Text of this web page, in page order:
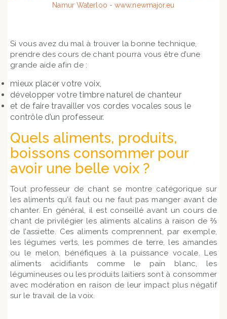
Si vous avez du mal à trouver la bonne technique,
prendre des cours de chant pourra vous être d’une
grande aide afin de :
mieux placer votre voix,
développer votre timbre naturel de chanteur
et de faire travailler vos cordes vocales sous le
contrôle d’un professeur.
Quels aliments, produits,
boissons consommer pour
avoir une belle voix ?
Tout professeur de chant se montre catégorique sur
les aliments qu’il faut ou ne faut pas manger avant de
chanter. En général, il est conseillé avant un cours de
chant de privilégier les aliments alcalins à raison de ⅔
de l’assiette. Ces aliments comprennent, par exemple,
les légumes verts, les pommes de terre, les amandes
ou le melon, bénéfiques à la puissance vocale. Les
aliments acidifiants comme le pain blanc, les
légumineuses ou les produits laitiers sont à consommer
avec modération en raison de leur impact plus négatif
sur le travail de la voix.